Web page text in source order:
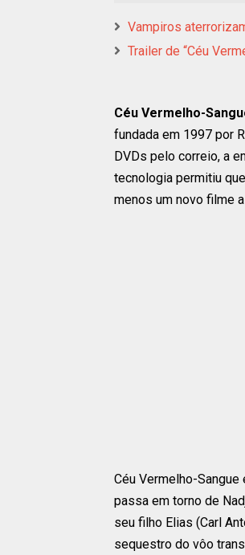
Vampiros
Trailer de “Céu
Céu Vermelho-
fundada em 1997 por
DVDs pelo correio, a
tecnologia permitiu
menos um novo filme
Céu Vermelho-
passa em torno de
seu filho Elias (Carl
sequestro do vôo